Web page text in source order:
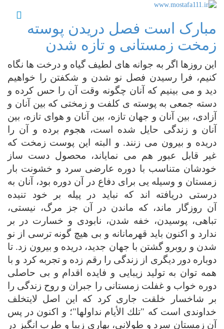
مبارک است فصل دریدن پوسته
زمخت زمستانی و تازه شدن
این روزها اگر به جوانه های لطیف گیاه و درخت ها نگاه
کنیم، فرا رسیدن فصل نو شدن و شکفتن را خواهیم
دید و می بینیم که
آنان چگونه وقت آن را حس کرده و
دسته جمعی به پوسته ی کلفت و زمختی که بین آنان و
آزادی، بین آنان و جهان تازه، بین
آنان و هوای تازه، بین
آنان و زندگی حایل شده است، هجوم برده و آن را
دریده و بیرون می زنند. و البته
این پوست زمخت که
غیر قابل عبور هم می نمایاند، محصول دست ساز
خودشان متناسب با دوره عارضی سرد و خشونت بار
زمستان و وسیله یی برای دفاع در آن دوره بود، آنان به
درستی دریافته اند که نباید در پیله بر خود تنیده
آن روزگار ماند، که ماندن در آن جز مرگ، نیستی،
تباهی، پوسیدن، خفه شدن، نابودی و خسارت در بر
ندارد و اکنون باید قهرمانانه و بی هیچ گونه ترسی از نو
شدن و روبرو گشتن با جهان جدید، دریده و بیرون زد. تا
دوباره دور دیگری از زندگی را رقم زده و تجربه کرد و با
همه توان به تولید زیبایی و فایده
اقدام و بی حاصلی
دوره خواب و غفلت زمستانی را جبران و روح زندگی را
بر شاخسار خلقت جاری کرد که این اصل لایتخلف
خداوندی است که "تلك الأيام نداولها"؛ و اکنون در پس
آن زمستان سرد و طولانی، بهاری زیبا و طرب انگیز در